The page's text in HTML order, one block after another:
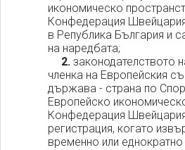
икономическо
Конфедерация
в Република България и
на наредбата;
2.законодателството
членка на Европейския
държава - страна по
Европейско
Конфедерация
регистрация, когато
временно или